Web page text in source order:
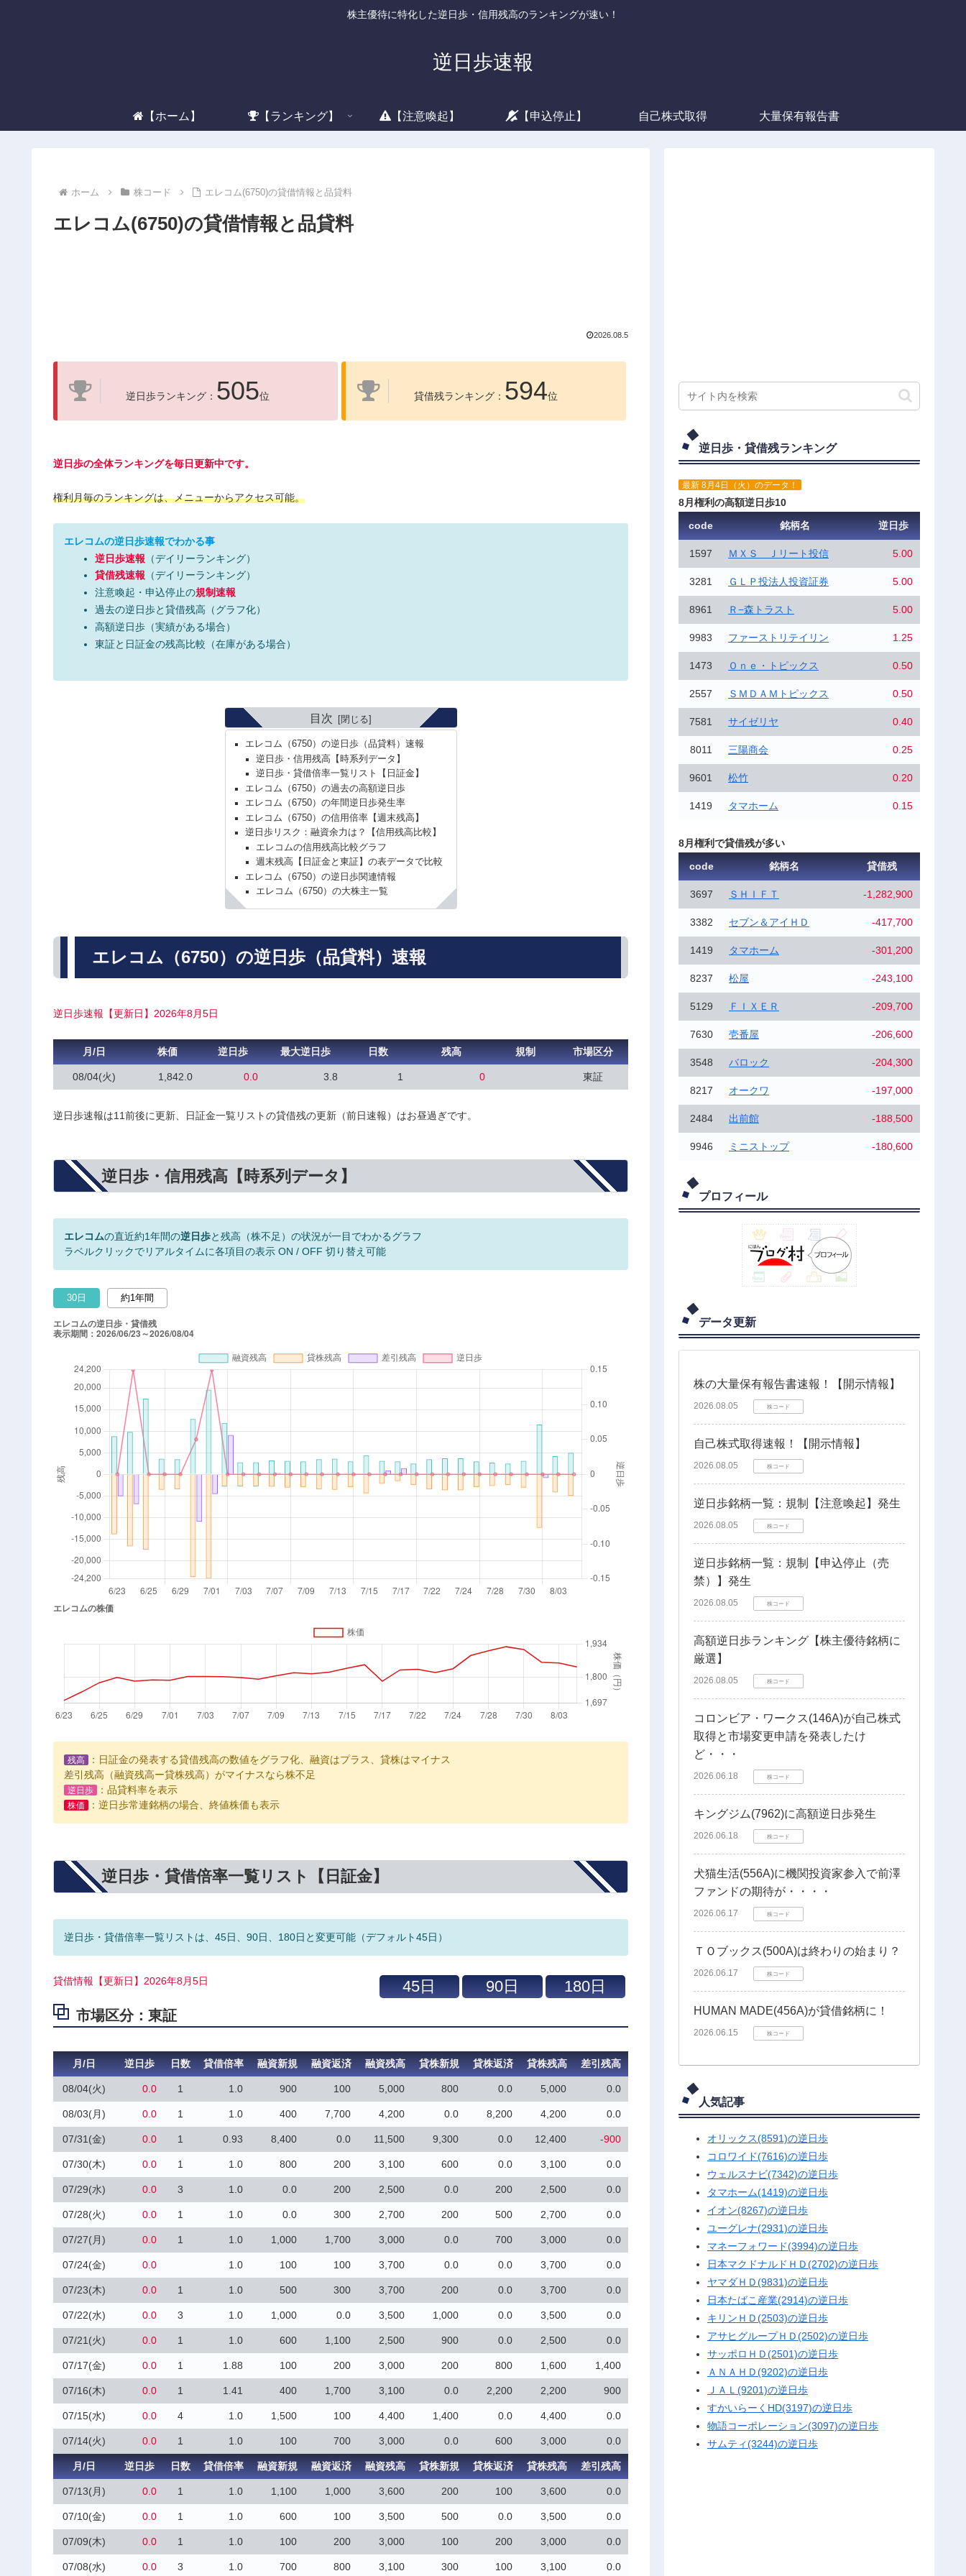
株主優待に特化した逆日歩・信用残高のランキングが速い！
逆日歩速報
【ホーム】 【ランキング】 【注意喚起】 【申込停止】 自己株式取得 大量保有報告書
ホーム 株コード エレコム(6750)の貸借情報と品貸料
エレコム(6750)の貸借情報と品貸料
2026.08.5
逆日歩ランキング： 505位 貸借残ランキング： 594位
逆日歩の全体ランキングを毎日更新中です。
権利月毎のランキングは、メニューからアクセス可能。
エレコムの逆日歩速報でわかる事
逆日歩速報 （デイリーランキング）
貸借残速報 （デイリーランキング）
注意喚起・申込停止の規制速報
過去の逆日歩と貸借残高（グラフ化）
高額逆日歩（実績がある場合）
東証と日証金の残高比較（在庫がある場合）
目次
エレコム（6750）の逆日歩（品貸料）速報
逆日歩・信用残高【時系列データ】
逆日歩・貸借倍率一覧リスト【日証金】
エレコム（6750）の過去の高額逆日歩
エレコム（6750）の年間逆日歩発生率
エレコム（6750）の信用倍率【週末残高】
逆日歩リスク：融資余力は？【信用残高比較】
エレコムの信用残高比較グラフ
週末残高【日証金と東証】の表データで比較
エレコム（6750）の逆日歩関連情報
エレコム（6750）の大株主一覧
エレコム（6750）の逆日歩（品貸料）速報
逆日歩速報【更新日】2026年8月5日
月/日 株価 逆日歩 最大逆日歩 日数 残高 規制 市場区分
08/04(火) 1,842.0 0.0 3.8 1 0 東証
逆日歩速報は11前後に更新、日証金一覧リストの貸借残の更新（前日速報）はお昼過ぎです。
逆日歩・信用残高【時系列データ】
エレコムの直近約1年間の逆日歩と残高（株不足）の状況が一目でわかるグラフ
ラベルクリックでリアルタイムに各項目の表示 ON / OFF 切り替え可能
30日 約1年間
残高
：日証金の発表する貸借残高の数値をグラフ化、融資はプラス、貸株はマイナス
差引残高（融資残高ー貸株残高）がマイナスなら株不足
逆日歩 ：品貸料率を表示
株価 ：逆日歩常連銘柄の場合、終値株価も表示
逆日歩・貸借倍率一覧リスト【日証金】
逆日歩・貸借倍率一覧リストは、45日、90日、180日と変更可能（デフォルト45日）
貸借情報【更新日】2026年8月5日
市場区分：東証
月/日 逆日歩 日数 貸借倍率 融資新規 融資返済 融資残高 貸株新規 貸株返済 貸株残高 差引残高
08/04(火) 0.0 1 1.0 900 100 5,000 800 0.0 5,000 0.0
08/03(月) 0.0 1 1.0 400 7,700 4,200 0.0 8,200 4,200 0.0
07/31(金) 0.0 1 0.93 8,400 0.0 11,500 9,300 0.0 12,400 -900
07/30(木) 0.0 1 1.0 800 200 3,100 600 0.0 3,100 0.0
07/29(水) 0.0 3 1.0 0.0 200 2,500 0.0 200 2,500 0.0
07/28(火) 0.0 1 1.0 0.0 300 2,700 200 500 2,700 0.0
07/27(月) 0.0 1 1.0 1,000 1,700 3,000 0.0 700 3,000 0.0
07/24(金) 0.0 1.0 100 100 3,700 0.0 0.0 3,700 0.0
07/23(木) 0.0 1 1.0 500 300 3,700 200 0.0 3,700 0.0
07/22(水) 0.0 3 1.0 1,000 0.0 3,500 1,000 0.0 3,500 0.0
07/21(火) 0.0 1 1.0 600 1,100 2,500 900 0.0 2,500 0.0
07/17(金) 0.0 1 1.88 100 200 3,000 200 800 1,600 1,400
07/16(木) 0.0 1 1.41 400 1,700 3,100 0.0 2,200 2,200 900
07/15(水) 0.0 4 1.0 1,500 100 4,400 1,400 0.0 4,400 0.0
07/14(火) 0.0 1 1.0 100 700 3,000 0.0 600 3,000 0.0
月/日 逆日歩 日数 貸借倍率 融資新規 融資返済 融資残高 貸株新規 貸株返済 貸株残高 差引残高
07/13(月) 0.0 1 1.0 1,100 1,000 3,600 200 100 3,600 0.0
07/10(金) 0.0 1 1.0 600 100 3,500 500 0.0 3,500 0.0
07/09(木) 0.0 1 1.0 100 200 3,000 100 200 3,000 0.0
07/08(水) 0.0 3 1.0 700 800 3,100 300 100 3,100 0.0
逆日歩・貸借残ランキング
最新 8月4日（火）のデータ！
8月権利の高額逆日歩10
code
銘柄名 逆日歩
1597 ＭＸＳ Ｊリート投信 5.00
3281 ＧＬＰ投法人投資証券 5.00
8961 Ｒ−森トラスト 5.00
9983 ファーストリテイリン 1.25
1473 Ｏｎｅ・トピックス 0.50
2557 ＳＭＤＡＭトピックス 0.50
7581 サイゼリヤ 0.40
8011 三陽商会 0.25
9601 松竹 0.20
1419 タマホーム 0.15
8月権利で貸借残が多い
code
銘柄名 貸借残
3697 ＳＨＩＦＴ -1,282,900
3382 セブン＆アイＨＤ -417,700
1419 タマホーム -301,200
8237 松屋 -243,100
5129 ＦＩＸＥＲ -209,700
7630 壱番屋 -206,600
3548 バロック -204,300
8217 オークワ -197,000
2484 出前館 -188,500
9946 ミニストップ -180,600
プロフィール
データ更新
株の大量保有報告書速報！【開示情報】
2026.08.05 株コード
自己株式取得速報！【開示情報】
2026.08.05 株コード
逆日歩銘柄一覧：規制【注意喚起】発生
2026.08.05 株コード
逆日歩銘柄一覧：規制【申込停止（売
禁）】発生
2026.08.05 株コード
高額逆日歩ランキング【株主優待銘柄に
厳選】
2026.08.05 株コード
コロンビア・ワークス(146A)が自己株式
取得と市場変更申請を発表したけ
ど・・・
2026.06.18 株コード
キングジム(7962)に高額逆日歩発生
2026.06.18 株コード
犬猫生活(556A)に機関投資家参入で前澤
ファンドの期待が・・・・
2026.06.17 株コード
ＴＯブックス(500A)は終わりの始まり？
2026.06.17 株コード
HUMAN MADE(456A)が貸借銘柄に！
2026.06.15 株コード
人気記事
オリックス(8591)の逆日歩
コロワイド(7616)の逆日歩
ウェルスナビ(7342)の逆日歩
タマホーム(1419)の逆日歩
イオン(8267)の逆日歩
ユーグレナ(2931)の逆日歩
マネーフォワード(3994)の逆日歩
日本マクドナルドＨＤ(2702)の逆日歩
ヤマダＨＤ(9831)の逆日歩
日本たばこ産業(2914)の逆日歩
キリンＨＤ(2503)の逆日歩
アサヒグループＨＤ(2502)の逆日歩
サッポロＨＤ(2501)の逆日歩
ＡＮＡＨＤ(9202)の逆日歩
ＪＡＬ(9201)の逆日歩
すかいらーくHD(3197)の逆日歩
物語コーポレーション(3097)の逆日歩
サムティ(3244)の逆日歩